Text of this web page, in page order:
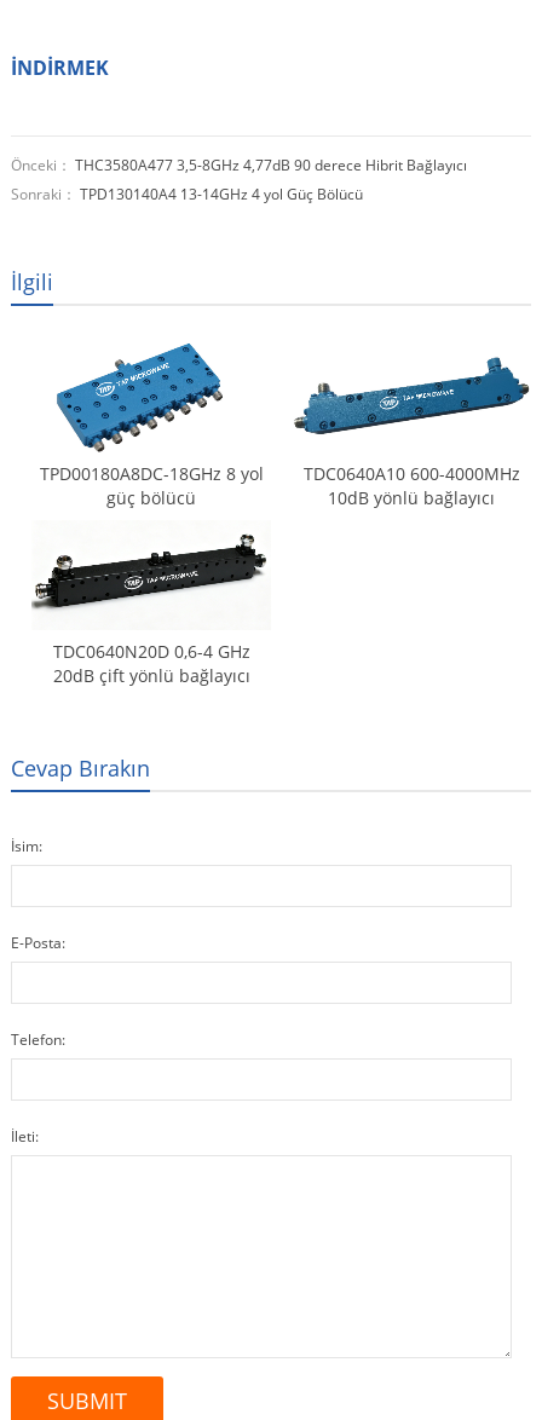
İNDİRMEK
Önceki： THC3580A477 3,5-8GHz 4,77dB 90 derece Hibrit Bağlayıcı
Sonraki： TPD130140A4 13-14GHz 4 yol Güç Bölücü
İlgili
TPD00180A8DC-18GHz 8 yol
güç bölücü
TDC0640A10 600-4000MHz
10dB yönlü bağlayıcı
TDC0640N20D 0,6-4 GHz
20dB çift yönlü bağlayıcı
Cevap Bırakın
İsim:
E-Posta:
Telefon:
İleti: